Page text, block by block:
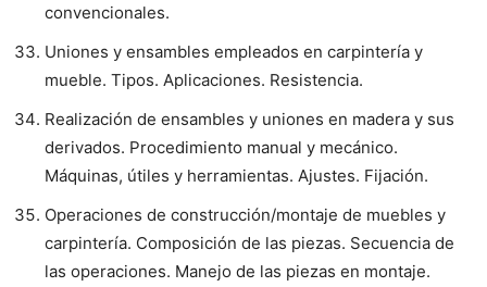
convencionales.
Uniones y ensambles empleados en carpintería y
mueble. Tipos. Aplicaciones. Resistencia.
Realización de ensambles y uniones en madera y sus
derivados. Procedimiento manual y mecánico.
Máquinas, útiles y herramientas. Ajustes. Fijación.
Operaciones de construcción/montaje de muebles y
carpintería. Composición de las piezas. Secuencia de
las operaciones. Manejo de las piezas en montaje.